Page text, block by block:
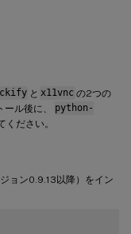
と x11vnc の2つの
ル後に、
python-
ください。
ョン0.9.13以降）をイン